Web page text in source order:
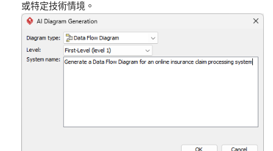
或特定技術情境。